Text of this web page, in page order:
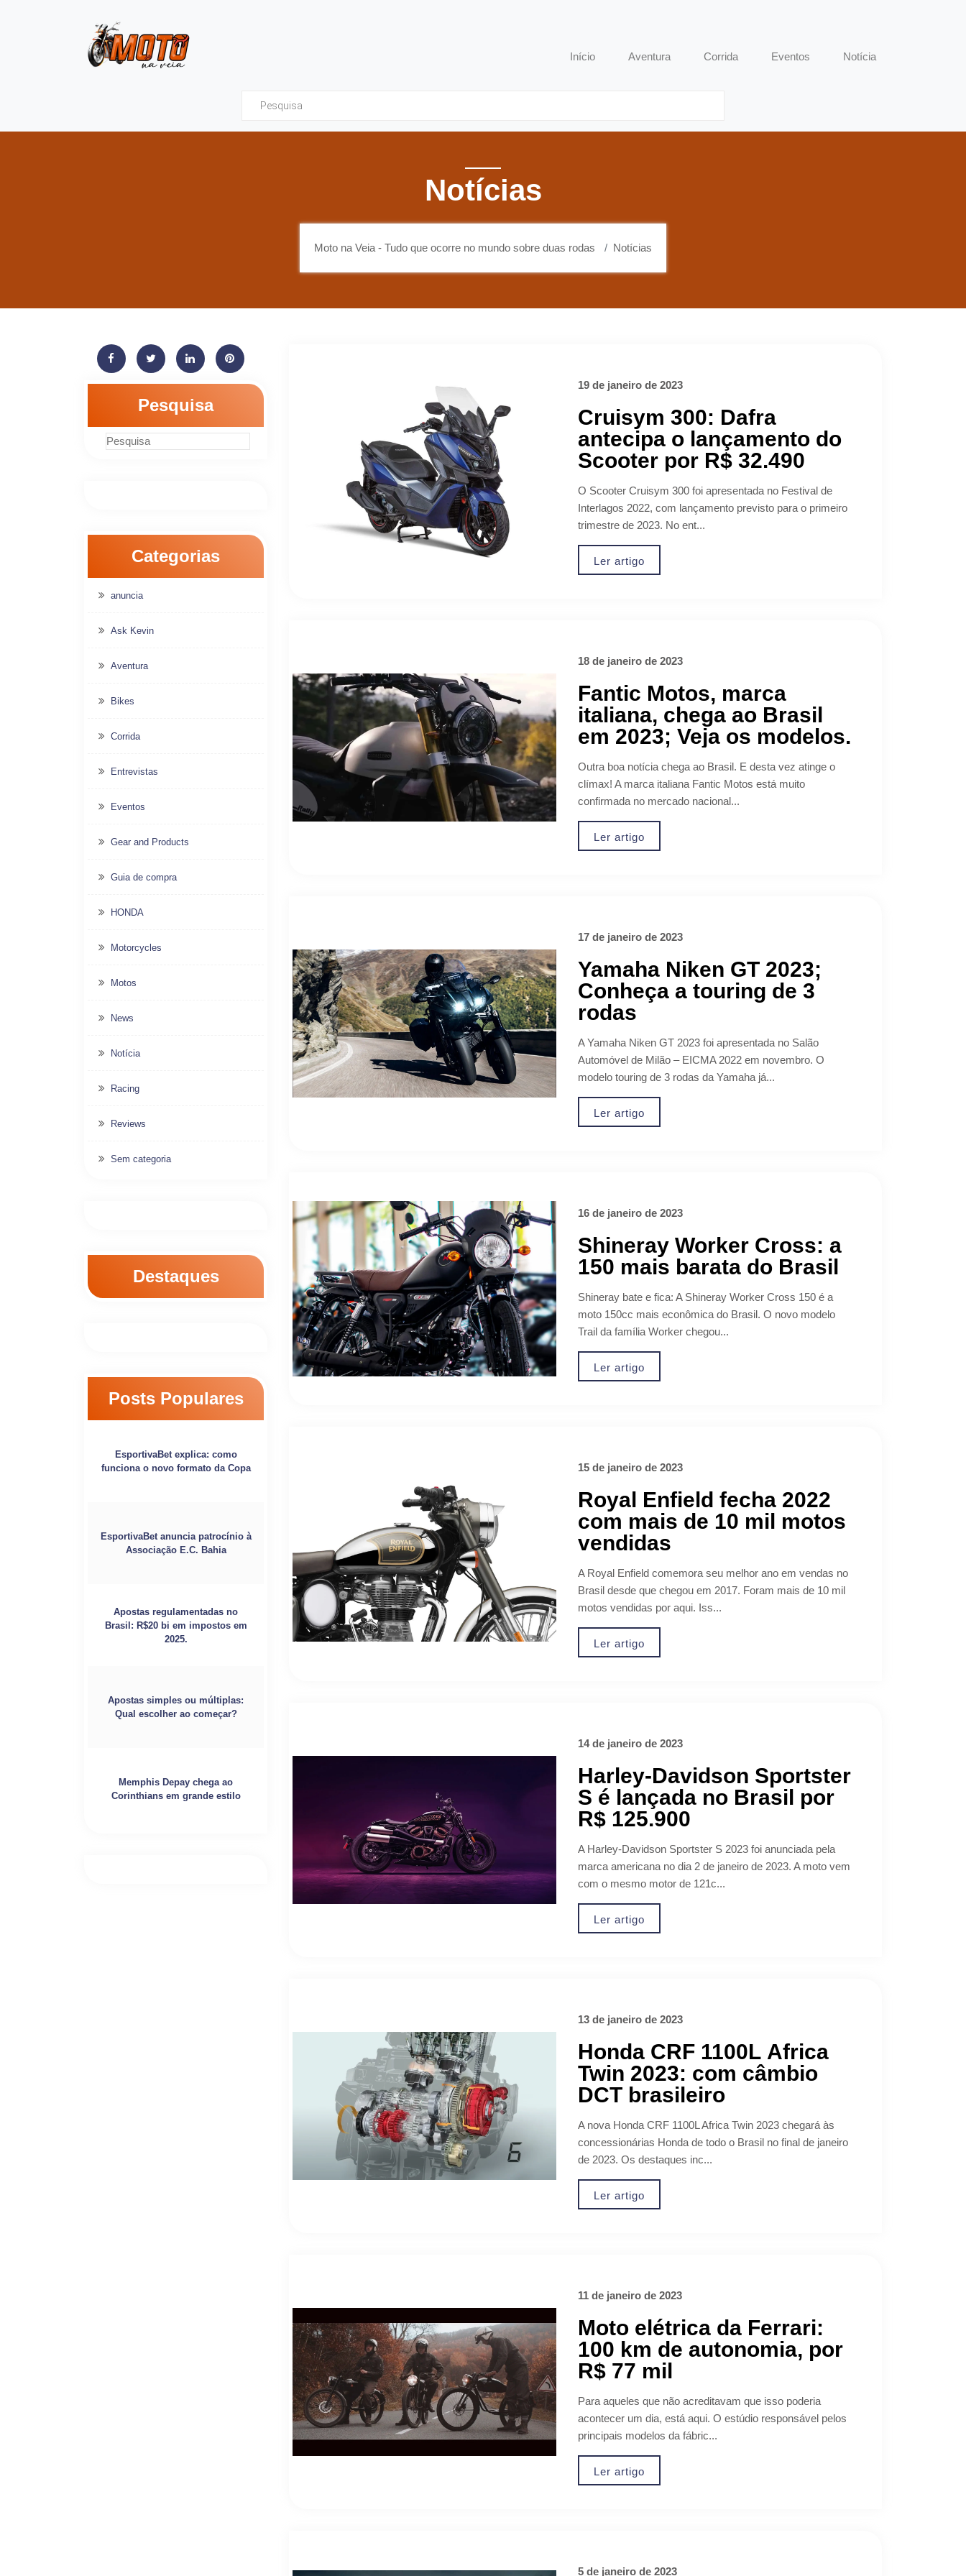
Início Aventura Corrida Eventos Notícia
Notícias
Moto na Veia - Tudo que ocorre no mundo sobre duas rodas Notícias
19 de janeiro de 2023
Cruisym 300: Dafra
antecipa o lançamento do
Scooter por R$ 32.490
O Scooter Cruisym 300 foi apresentada no Festival de
Interlagos 2022, com lançamento previsto para o primeiro
trimestre de 2023. No ent...
Ler artigo
18 de janeiro de 2023
Fantic Motos, marca
italiana, chega ao Brasil
em 2023; Veja os modelos.
Outra boa notícia chega ao Brasil. E desta vez atinge o
clímax! A marca italiana Fantic Motos está muito
confirmada no mercado nacional...
Ler artigo
17 de janeiro de 2023
Yamaha Niken GT 2023;
Conheça a touring de 3
rodas
A Yamaha Niken GT 2023 foi apresentada no Salão
Automóvel de Milão – EICMA 2022 em novembro. O
modelo touring de 3 rodas da Yamaha já...
Ler artigo
16 de janeiro de 2023
Shineray Worker Cross: a
150 mais barata do Brasil
Shineray bate e fica: A Shineray Worker Cross 150 é a
moto 150cc mais econômica do Brasil. O novo modelo
Trail da família Worker chegou...
Ler artigo
15 de janeiro de 2023
Royal Enfield fecha 2022
com mais de 10 mil motos
vendidas
A Royal Enfield comemora seu melhor ano em vendas no
Brasil desde que chegou em 2017. Foram mais de 10 mil
motos vendidas por aqui. Iss...
Ler artigo
14 de janeiro de 2023
Harley-Davidson Sportster
S é lançada no Brasil por
R$ 125.900
A Harley-Davidson Sportster S 2023 foi anunciada pela
marca americana no dia 2 de janeiro de 2023. A moto vem
com o mesmo motor de 121c...
Ler artigo
13 de janeiro de 2023
Honda CRF 1100L Africa
Twin 2023: com câmbio
DCT brasileiro
A nova Honda CRF 1100L Africa Twin 2023 chegará às
concessionárias Honda de todo o Brasil no final de janeiro
de 2023. Os destaques inc...
Ler artigo
11 de janeiro de 2023
Moto elétrica da Ferrari:
100 km de autonomia, por
R$ 77 mil
Para aqueles que não acreditavam que isso poderia
acontecer um dia, está aqui. O estúdio responsável pelos
principais modelos da fábric...
Ler artigo
5 de janeiro de 2023
Pesquisa
Categorias
anuncia
Ask Kevin
Aventura
Bikes
Corrida
Entrevistas
Eventos
Gear and Products
Guia de compra
HONDA
Motorcycles
Motos
News
Notícia
Racing
Reviews
Sem categoria
Destaques
Posts Populares
EsportivaBet explica: como
funciona o novo formato da Copa
EsportivaBet anuncia patrocínio à
Associação E.C. Bahia
Apostas regulamentadas no
Brasil: R$20 bi em impostos em
2025.
Apostas simples ou múltiplas:
Qual escolher ao começar?
Memphis Depay chega ao
Corinthians em grande estilo